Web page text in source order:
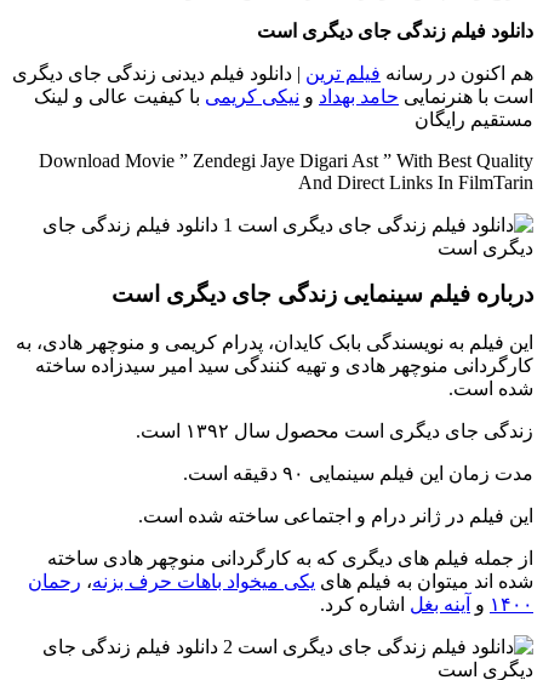
دانلود فیلم زندگی جای دیگری است
هم اکنون در رسانه فیلم ترین | دانلود فیلم دیدنی زندگی جای دیگری
است با هنرنمایی حامد بهداد و نیکی کریمی با کیفیت عالی و لینک
مستقیم رایگان
Download Movie ” Zendegi Jaye Digari Ast ” With Best Quality
And Direct Links In FilmTarin
درباره فیلم سینمایی زندگی جای دیگری است
این فیلم به نویسندگی بابک کایدان، پدرام کریمی و منوچهر هادی، به
کارگردانی منوچهر هادی و تهیه کنندگی سید امیر سیدزاده ساخته
شده است.
زندگی جای دیگری است محصول سال ۱۳۹۲ است.
مدت زمان این فیلم سینمایی ۹۰ دقیقه است.
این فیلم در ژانر درام و اجتماعی ساخته شده است.
از جمله فیلم های دیگری که به کارگردانی منوچهر هادی ساخته
شده اند میتوان به فیلم های یکی میخواد باهات حرف بزنه، رحمان
۱۴۰۰ و آینه بغل اشاره کرد.